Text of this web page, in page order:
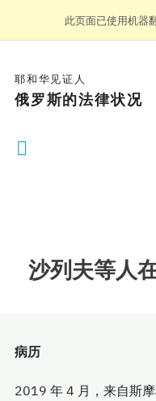
此页面已使用机器
耶和华见证人
俄罗斯的法律状况
沙列夫等人
病历
2019 年 4 月，来自斯